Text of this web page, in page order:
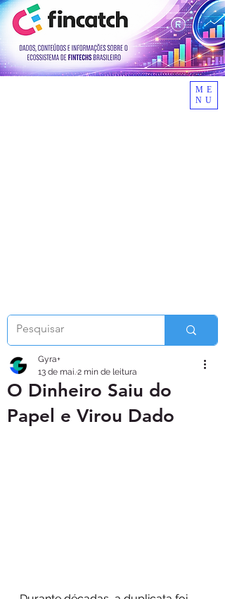
ME
NU
O Dinheiro Saiu do
Papel e Virou Dado
Gyra+
13 de mai.2 min de leitura